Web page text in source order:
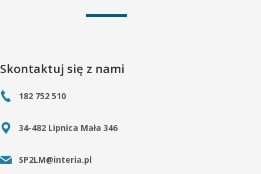
Skontaktuj się z nami
182 752 510
34-482 Lipnica Mała 346
SP2LM@interia.pl